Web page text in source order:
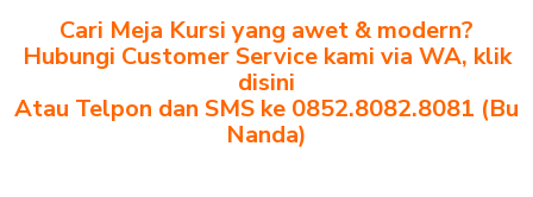
Cari Meja Kursi yang awet & modern?
Hubungi Customer Service kami via WA, klik
disini
Atau Telpon dan SMS ke 0852.8082.8081 (Bu
Nanda)